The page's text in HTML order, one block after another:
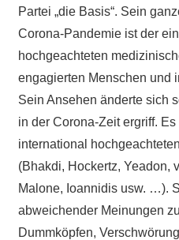
Partei „die Basis“. Sein
Corona-Pandemie ist der
hochgeachteten
engagierten Menschen und
Sein Ansehen änderte sich
in der Corona-Zeit ergriff.
international
(Bhakdi, Hockertz, Yeadon,
Malone, Ioannidis usw. …).
abweichender Meinungen
Dummköpfen,